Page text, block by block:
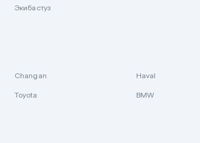
Экибастуз
Changan Haval
Toyota BMW